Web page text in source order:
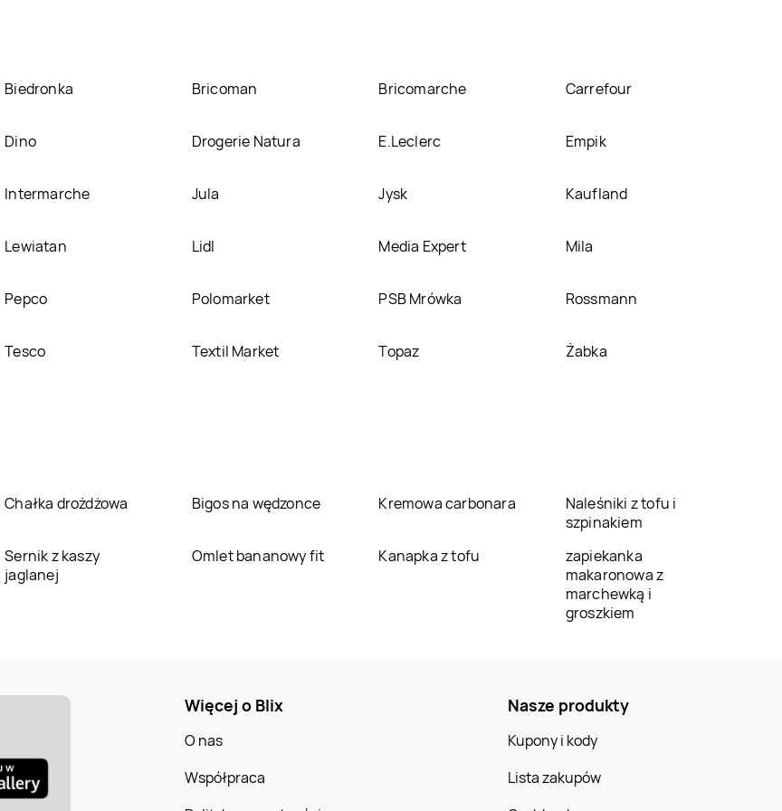
Biedronka Bricoman Bricomarche Carrefour
Dino Drogerie Natura E.Leclerc Empik
Intermarche Jula Jysk Kaufland
Lewiatan Lidl Media Expert Mila
Pepco Polomarket PSB Mrówka Rossmann
Tesco Textil Market Topaz Żabka
Chałka drożdżowa Bigos na wędzonce Kremowa carbonara
Naleśniki z tofu i
szpinakiem
Sernik z kaszy
jaglanej
Omlet bananowy fit Kanapka z tofu
zapiekanka
makaronowa z
marchewką i
groszkiem
Więcej o Blix
O nas
Współpraca
Nasze produkty
Kupony i kody
Lista zakupów